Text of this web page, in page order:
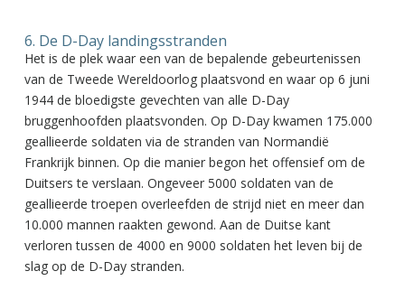
6. De D-Day landingsstranden
Het is de plek waar een van de bepalende gebeurtenissen
van de Tweede Wereldoorlog plaatsvond en waar op 6 juni
1944 de bloedigste gevechten van alle D-Day
bruggenhoofden plaatsvonden. Op D-Day kwamen 175.000
geallieerde soldaten via de stranden van Normandië
Frankrijk binnen. Op die manier begon het offensief om de
Duitsers te verslaan. Ongeveer 5000 soldaten van de
geallieerde troepen overleefden de strijd niet en meer dan
10.000 mannen raakten gewond. Aan de Duitse kant
verloren tussen de 4000 en 9000 soldaten het leven bij de
slag op de D-Day stranden.